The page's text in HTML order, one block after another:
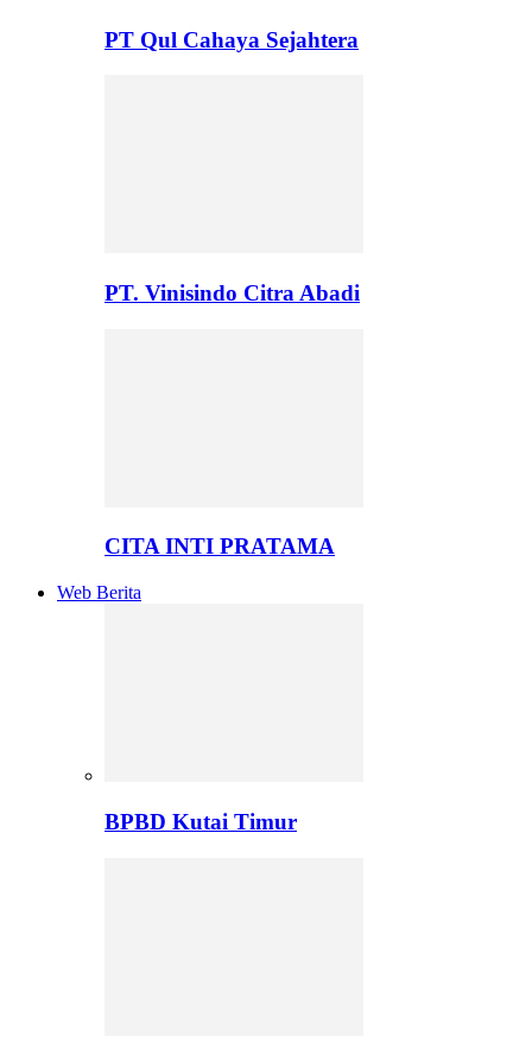
PT Qul Cahaya Sejahtera
PT. Vinisindo Citra Abadi
CITA INTI PRATAMA
Web Berita
BPBD Kutai Timur